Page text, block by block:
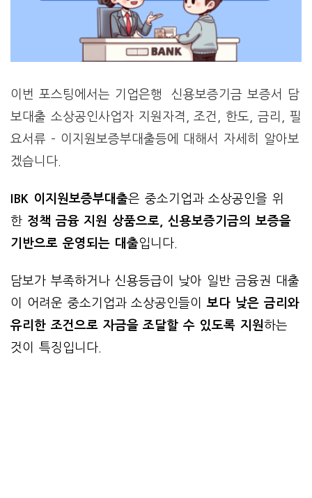
이번 포스팅에서는 기업은행 신용보증기금 보증서 담
보대출 소상공인사업자 지원자격, 조건, 한도, 금리, 필
요서류 – 이지원보증부대출등에 대해서 자세히 알아보
겠습니다.
IBK 이지원보증부대출은 중소기업과 소상공인을 위
한 정책 금융 지원 상품으로, 신용보증기금의 보증을
기반으로 운영되는 대출입니다.
담보가 부족하거나 신용등급이 낮아 일반 금융권 대출
이 어려운 중소기업과 소상공인들이보다 낮은 금리와
유리한 조건으로 자금을 조달할 수 있도록 지원 하는
것이 특징입니다.